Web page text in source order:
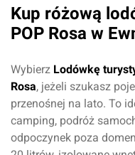
Kup różową
POP Rosa w
Wybierz Lodówkę
Rosa, jeżeli szukasz
przenośnej na lato. To
camping, podróż
odpoczynek poza